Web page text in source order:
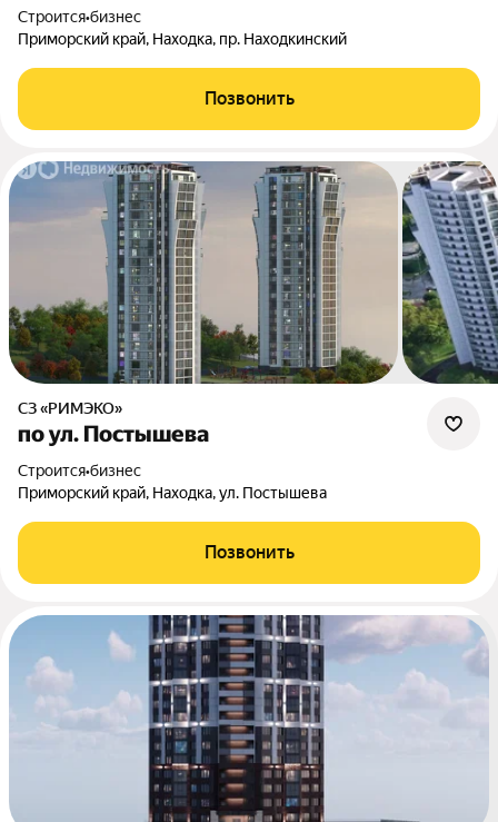
Строится•бизнес
Приморский край, Находка, пр. Находкинский
Позвонить
СЗ «РИМЭКО»
по ул. Постышева
Строится•бизнес
Приморский край, Находка, ул. Постышева
Позвонить